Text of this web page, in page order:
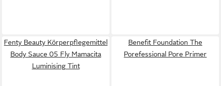
Fenty Beauty Körperpflegemittel
Body Sauce 05 Fly Mamacita
Luminising Tint
Benefit Foundation The
Porefessional Pore Primer